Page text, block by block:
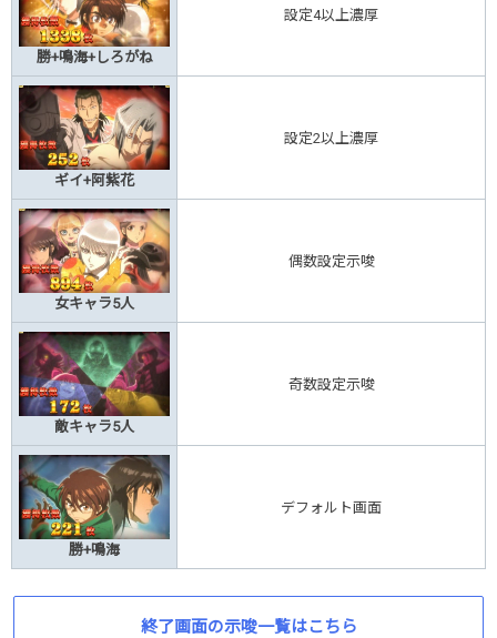
勝+鳴海+しろがね
設定4以上濃厚
ギイ+阿紫花
設定2以上濃厚
女キャラ5人
偶数設定示唆
敵キャラ5人
奇数設定示唆
勝+鳴海
デフォルト画面
終了画面の示唆一覧はこちら